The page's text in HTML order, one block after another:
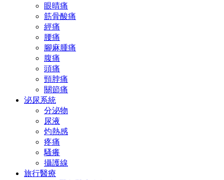
眼晴痛
筋骨酸痛
經痛
腰痛
腳麻腫痛
腹痛
頭痛
頸脖痛
關節痛
泌尿系統
分泌物
尿液
灼熱感
疼痛
騷癢
攝護線
旅行醫療